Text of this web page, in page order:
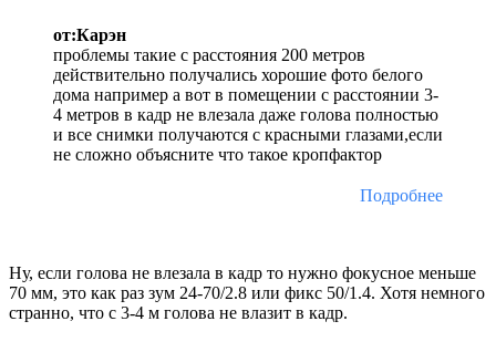
от:Карэн
проблемы такие с расстояния 200 метров
действительно получались хорошие фото белого
дома например а вот в помещении с расстоянии 3-
4 метров в кадр не влезала даже голова полностью
и все снимки получаются с красными глазами,если
не сложно объясните что такое кропфактор
Подробнее
Ну, если голова не влезала в кадр то нужно фокусное меньше
70 мм, это как раз зум 24-70/2.8 или фикс 50/1.4. Хотя немного
странно, что с 3-4 м голова не влазит в кадр.